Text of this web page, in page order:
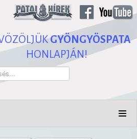
GYÖNGYÖSPATA
HONLAPJÁN!